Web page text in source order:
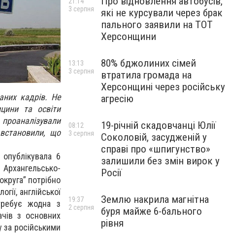
кадрів. Не
та освіти
що
6
потрібно
англійської
жодна з
з основних
за російськими
які не курсували через брак
пального заявили на ТОТ
Херсонщини
3 серпня
80% бджолиних сімей
втратила громада на
Херсонщині через російську
агресію
13:13
3 серпня
19-річній скадовчанці Юлії
Соколовій, засудженій у
справі про «шпигунство»
залишили без змін вирок у
Росії
08:12
3 серпня
Землю накрила магнітна
буря майже 6-бального
рівня
19:37
2 серпня